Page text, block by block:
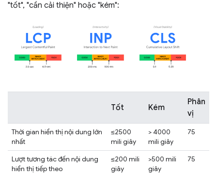
"tốt", "cần cải thiện" hoặc "kém":
Tốt Kém
Phân
vị
Thời gian hiển thị nội dung lớn
nhất
≤2500
mili giây
> 4000
mili giây
75
Lượt tương tác đến nội dung
hiển thị tiếp theo
≤200 mili
giây
>500 mili
giây
75